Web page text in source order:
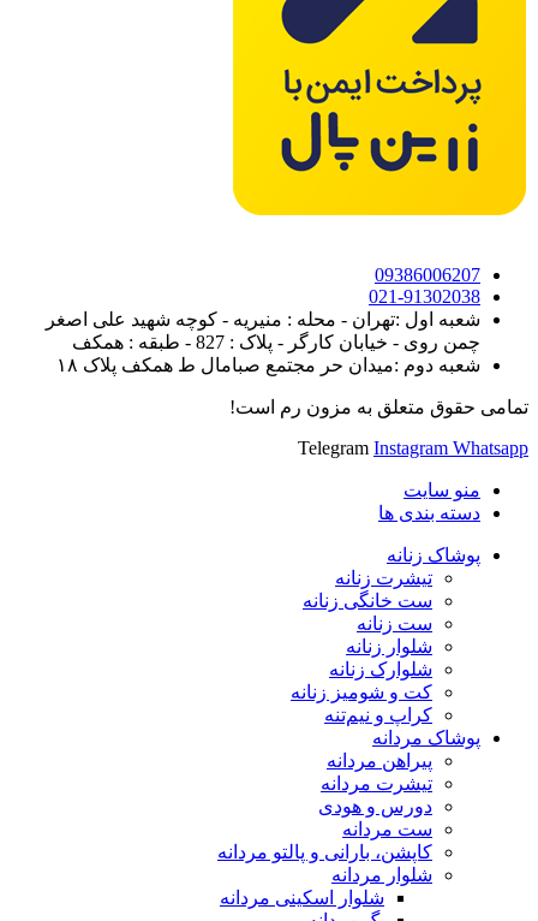
09386006207
021-91302038
شعبه اول :تهران - محله : منیریه - کوچه شهید علی اصغر
چمن روی - خیابان کارگر - پلاک : 827 - طبقه : همکف
شعبه دوم :میدان حر مجتمع صبامال ط همکف پلاک ۱۸
تمامی حقوق متعلق به مزون رم است!
Telegram Instagram Whatsapp
منو سایت
دسته بندی ها
پوشاک زنانه
تیشرت زنانه
ست خانگی زنانه
ست زنانه
شلوار زنانه
شلوارک زنانه
کت و شومیز زنانه
کراپ و نیم‌تنه
پوشاک مردانه
پیراهن مردانه
تیشرت مردانه
دورس و هودی
ست مردانه
کاپشن، بارانی و پالتو مردانه
شلوار مردانه
شلوار اسکینی مردانه